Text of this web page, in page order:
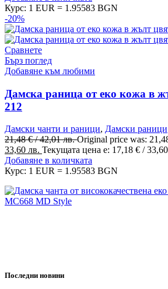
Курс: 1 EUR = 1.95583 BGN
-20%
Сравнете
Бърз поглед
Добавяне към любими
Дамска раница от еко кожа в
212
Дамски чанти и раници, Дамски раници
21,48€/ 42,01 лв.Original price was:
33,60 лв. Текущата цена е: 17,18 € /
Добавяне в количката
Курс: 1 EUR = 1.95583 BGN
Последни новини